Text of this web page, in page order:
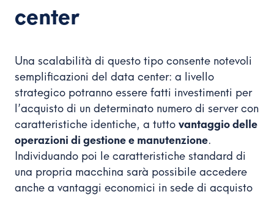
center
Una scalabilità di questo tipo consente notevoli
semplificazioni del data center: a livello
strategico potranno essere fatti investimenti per
l’acquisto di un determinato numero di server con
caratteristiche identiche, a tutto vantaggio delle
operazioni di gestione e manutenzione.
Individuando poi le caratteristiche standard di
una propria macchina sarà possibile accedere
anche a vantaggi economici in sede di acquisto